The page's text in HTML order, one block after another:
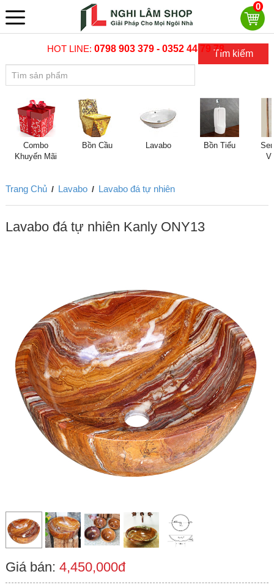
0
HOT LINE:0798 903 379 - 0352 44 79 78Tìm kiếm
Combo
Khuyến Mãi
Bồn Cầu Lavabo Bồn Tiểu
Trang Chủ / Lavabo / Lavabo đá tự nhiên
Lavabo đá tự nhiên Kanly ONY13
Giá bán: 4,450,000đ